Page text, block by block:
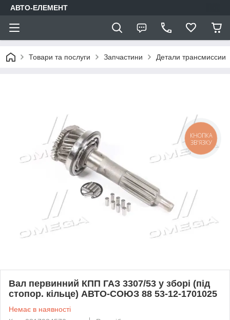
АВТО-ЕЛЕМЕНТ
Товари та послуги Запчастини Детали трансмиссии
Вал первинний КПП ГАЗ 3307/53 у зборі (під
стопор. кільце) АВТО-СОЮЗ 88 53-12-1701025
Немає в наявності
КНОПКА
ЗВ'ЯЗКУ